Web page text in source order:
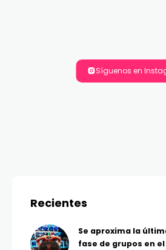
Síguenos en
Recientes
Se aproxima la
fase de grupos en el